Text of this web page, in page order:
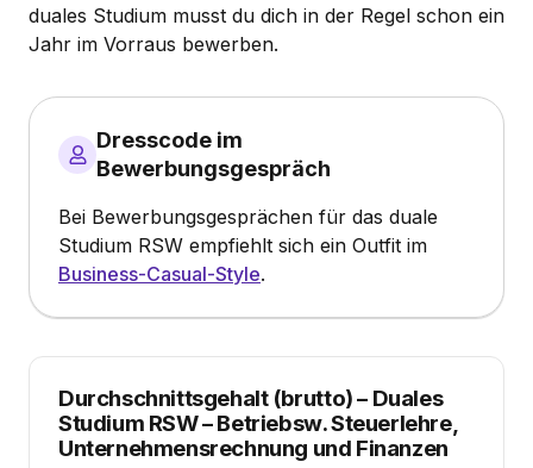
duales Studium musst du dich in der Regel schon ein
Jahr im Vorraus bewerben.
Dresscode im
Bewerbungsgespräch
Bei Bewerbungsgesprächen für das duale
Studium RSW empfiehlt sich ein Outfit im
Business-Casual-Style.
Durchschnittsgehalt (brutto)– Duales
Studium RSW – Betriebsw. Steuerlehre,
Unternehmensrechnung und Finanzen